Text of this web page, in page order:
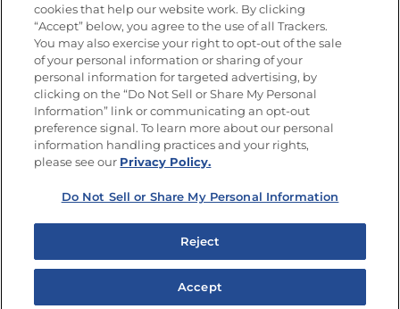
Email(Obligatorio)
SÍGUENOS EN LAS REDES SOCIALES
Política de privacidad
No vender ni compartir mis datos personales
Copyright © 2026 Goya Foods, Inc. Todos los derechos reservados.
cookies that help our website work. By clicking
“Accept” below, you agree to the use of all Trackers.
You may also exercise your right to opt-out of the sale
of your personal information or sharing of your
personal information for targeted advertising, by
clicking on the “Do Not Sell or Share My Personal
Information” link or communicating an opt-out
preference signal. To learn more about our personal
information handling practices and your rights,
please see our Privacy Policy.
Do Not Sell or Share My Personal Information
Reject
Accept